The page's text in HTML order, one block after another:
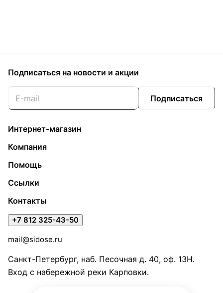
Подписаться на новости и акции
Подписаться
Интернет-магазин
Компания
Помощь
Ссылки
Контакты
+7 812 325-43-50
mail@sidose.ru
Санкт-Петербург, наб. Песочная д. 40, оф. 13Н.
Вход с набережной реки Карповки.